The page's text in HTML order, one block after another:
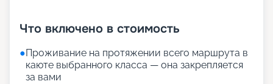
Что включено в стоимость
●Проживание на протяжении всего маршрута в
каюте выбранного класса — она закрепляется
за вами